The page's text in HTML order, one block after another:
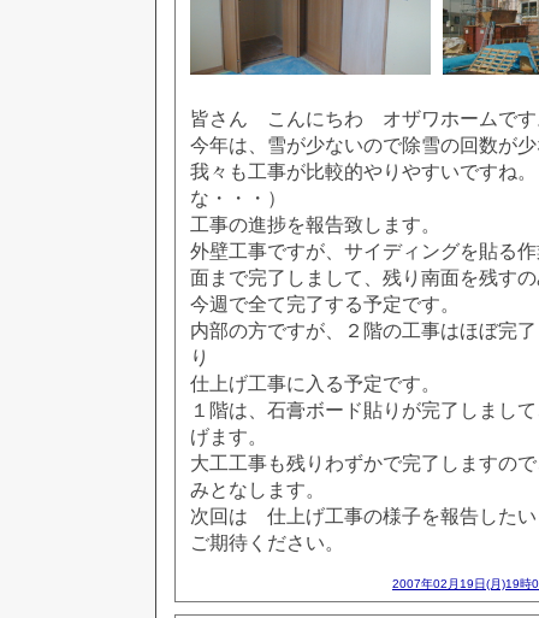
皆さん こんにちわ オザワホームです
今年は、雪が少ないので除雪の回数が
我々も工事が比較的やりやすいですね
な・・・）
工事の進捗を報告致します。
外壁工事ですが、サイディングを貼る
面まで完了しまして、残り南面を残す
今週で全て完了する予定です。
内部の方ですが、２階の工事はほぼ完
り
仕上げ工事に入る予定です。
１階は、石膏ボード貼りが完了しまし
げます。
大工工事も残りわずかで完了しますの
みとなします。
次回は 仕上げ工事の様子を報告した
ご期待ください。
2007年02月19日(月)19時